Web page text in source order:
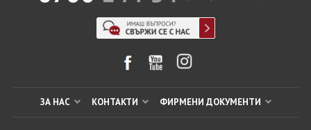
ЗА НАС КОНТАКТИ ФИРМЕНИ ДОКУМЕНТИ